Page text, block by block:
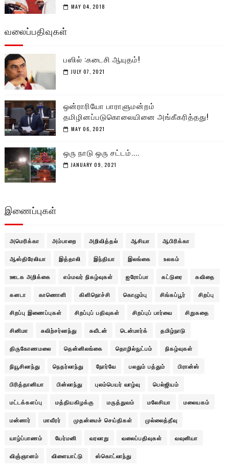
MAY 04, 2018
வலைப்பதிவுகள்
பஸில் :கடைசி ஆயுதம்!
JULY 07, 2021
ஒன்ராரியோ பாராளுமன்றம்
தமிழினப்படுகொலையினை அங்கீகரித்தது!
MAY 06, 2021
ஒரு நாடு ஒரு சட்டம்....
JANUARY 09, 2021
இணைப்புகள்
அமெரிக்கா அம்பாறை அறிவித்தல் ஆசியா ஆபிரிக்கா
ஆஸ்திரேலியா இத்தாலி இந்தியா இலங்கை உலகம்
ஊடக அறிக்கை எம்மவர் நிகழ்வுகள் ஐரோப்பா கட்டுரை கவிதை
கனடா காணொளி கிளிநொச்சி கொழும்பு சிங்கப்பூர் சிறப்பு
சிறப்பு இணைப்புகள் சிறப்புப் பதிவுகள் சிறப்புப் பார்வை சிறுகதை
சினிமா சுவிற்சர்லாந்து சுவீடன் டென்மார்க் தமிழ்நாடு
திருகோணமலை தென்னிலங்கை தொழில்நுட்பம் நிகழ்வுகள்
நியூசிலாந்து நெதர்லாந்து நோர்வே பலதும் பத்தும் பிரான்ஸ்
பிரித்தானியா பின்லாந்து புலம்பெயர் வாழ்வு பெல்ஜியம்
மட்டக்களப்பு மத்தியகிழக்கு மருத்துவம் மலேசியா மலையகம்
மன்னார் மாவீரர் முதன்மைச் செய்திகள் முல்லைத்தீவு
யாழ்ப்பாணம் யேர்மனி வரலாறு வலைப்பதிவுகள் வவுனியா
விஞ்ஞானம் விளையாட்டு ஸ்கொட்லாந்து